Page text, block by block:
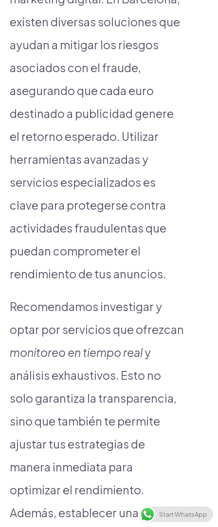
existen diversas soluciones que
ayudan a mitigar los riesgos
asociados con el fraude,
asegurando que cada euro
destinado a publicidad genere
el retorno esperado. Utilizar
herramientas avanzadas y
servicios especializados es
clave para protegerse contra
actividades fraudulentas que
puedan comprometer el
rendimiento de tus anuncios.
Recomendamos investigar y
optar por servicios que ofrezcan
monitoreo en tiempo realy
análisis exhaustivos. Esto no
solo garantiza la transparencia,
sino que también te permite
ajustar tus estrategias de
manera inmediata para
optimizar el rendimiento.
Además, establecer una
Start WhatsApp